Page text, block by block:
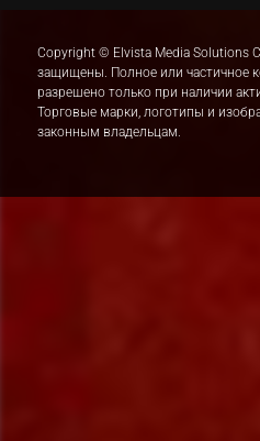
Copyright © Elvista Media Solutions
защищены. Полное или частичное
разрешено только при наличии
Торговые марки, логотипы и
законным владельцам.